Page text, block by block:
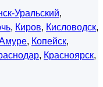
Уральский,
, Киров, Кисловодск,
, Копейск,
, Красноярск,